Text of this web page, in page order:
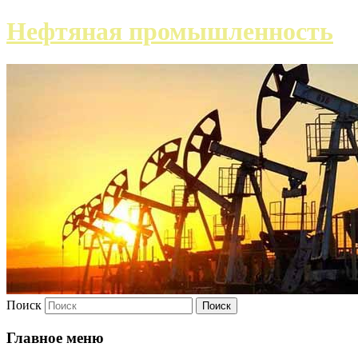
Нефтяная промышленность
Поиск
Главное меню